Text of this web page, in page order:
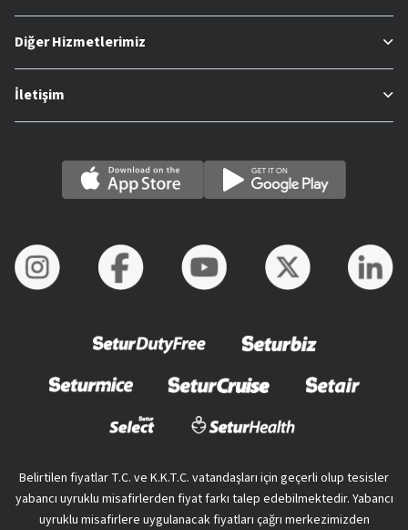
Diğer Hizmetlerimiz
İletişim
Belirtilen fiyatlar T.C. ve K.K.T.C. vatandaşları için geçerli olup tesisler
yabancı uyruklu misafirlerden fiyat farkı talep edebilmektedir. Yabancı
uyruklu misafirlere uygulanacak fiyatları çağrı merkezimizden